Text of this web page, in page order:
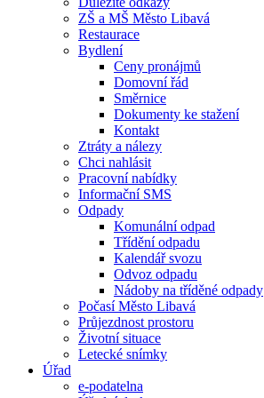
ZŠ a MŠ Město Libavá
Restaurace
Bydlení
Ceny pronájmů
Domovní řád
Směrnice
Dokumenty ke stažení
Kontakt
Ztráty a nálezy
Chci nahlásit
Pracovní nabídky
Informační SMS
Odpady
Komunální odpad
Třídění odpadu
Kalendář svozu
Odvoz odpadu
Nádoby na tříděné odpady
Počasí Město Libavá
Průjezdnost prostoru
Životní situace
Letecké snímky
Úřad
e-podatelna